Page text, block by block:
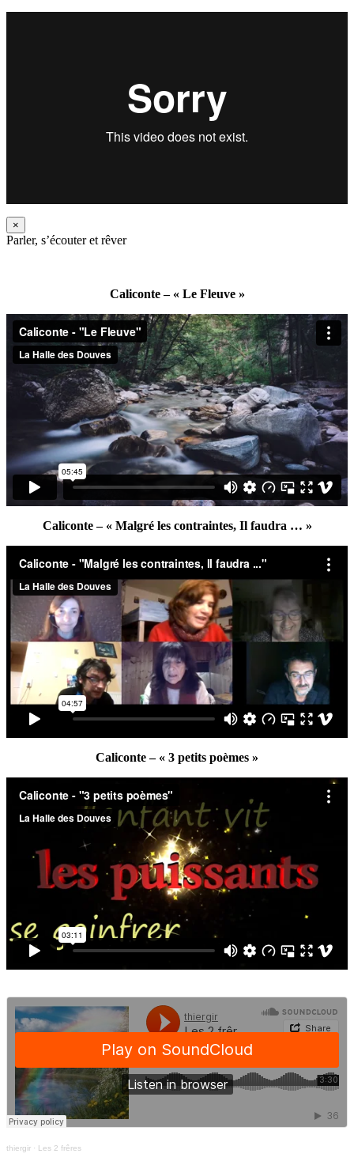
×
Parler, s’écouter et rêver
Caliconte – « Le Fleuve »
Caliconte – « Malgré les contraintes, Il faudra … »
Caliconte – « 3 petits poèmes »
thiergir · Les 2 frêres